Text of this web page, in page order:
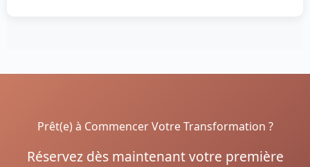
Prêt(e) à Commencer Votre Transformation ?
Réservez dès maintenant votre première